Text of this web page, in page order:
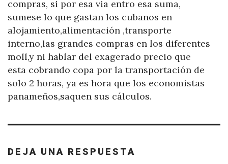
compras, si por esa via entro esa suma,
sumese lo que gastan los cubanos en
alojamiento,alimentación ,transporte
interno,las grandes compras en los diferentes
moll,y ni hablar del exagerado precio que
esta cobrando copa por la transportación de
solo 2 horas, ya es hora que los economistas
panameños,saquen sus cálculos.
DEJA UNA RESPUESTA